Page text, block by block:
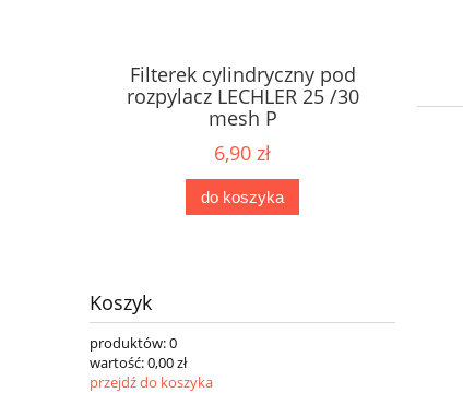
Filterek cylindryczny pod
rozpylacz LECHLER 25 /30
mesh P
6,90 zł
do koszyka
Koszyk
produktów:0
wartość:0,00 zł
przejdź do koszyka